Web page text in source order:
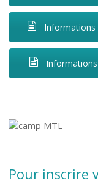
Informations
Pour inscrire